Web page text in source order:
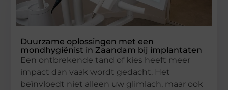
Duurzame oplossingen met een
mondhygiënist in Zaandam bij implantaten
Een ontbrekende tand of kies heeft meer
impact dan vaak wordt gedacht. Het
beïnvloedt niet alleen uw glimlach, maar ook